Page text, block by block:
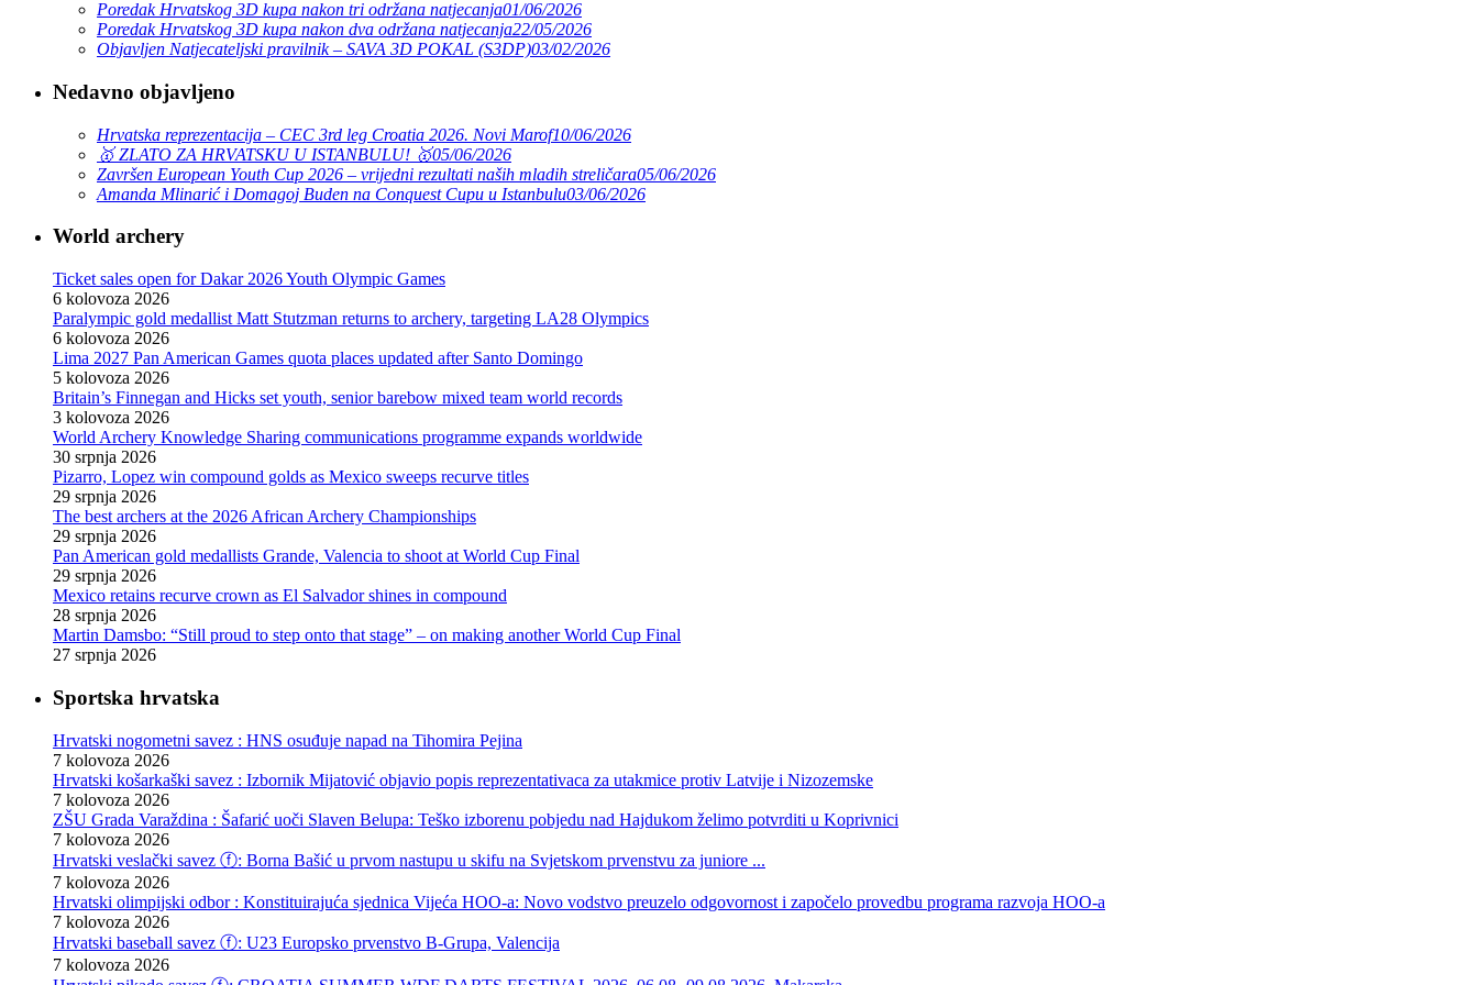
Poredak Hrvatskog 3D kupa nakon tri održana natjecanja01/06/2026
Poredak Hrvatskog 3D kupa nakon dva održana natjecanja22/05/2026
Objavljen Natjecateljski pravilnik – SAVA 3D POKAL (S3DP)03/02/2026
Nedavno objavljeno
Hrvatska reprezentacija – CEC 3rd leg Croatia 2026. Novi Marof10/06/2026
🥇 ZLATO ZA HRVATSKU U ISTANBULU! 🥇05/06/2026
Završen European Youth Cup 2026 – vrijedni rezultati naših mladih streličara05/06/2026
Amanda Mlinarić i Domagoj Buden na Conquest Cupu u Istanbulu03/06/2026
World archery
Ticket sales open for Dakar 2026 Youth Olympic Games
6 kolovoza 2026
Paralympic gold medallist Matt Stutzman returns to archery, targeting LA28 Olympics
6 kolovoza 2026
Lima 2027 Pan American Games quota places updated after Santo Domingo
5 kolovoza 2026
Britain’s Finnegan and Hicks set youth, senior barebow mixed team world records
3 kolovoza 2026
World Archery Knowledge Sharing communications programme expands worldwide
30 srpnja 2026
Pizarro, Lopez win compound golds as Mexico sweeps recurve titles
29 srpnja 2026
The best archers at the 2026 African Archery Championships
29 srpnja 2026
Pan American gold medallists Grande, Valencia to shoot at World Cup Final
29 srpnja 2026
Mexico retains recurve crown as El Salvador shines in compound
28 srpnja 2026
Martin Damsbo: “Still proud to step onto that stage” – on making another World Cup Final
27 srpnja 2026
Sportska hrvatska
Hrvatski nogometni savez : HNS osuđuje napad na Tihomira Pejina
7 kolovoza 2026
Hrvatski košarkaški savez : Izbornik Mijatović objavio popis reprezentativaca za utakmice protiv Latvije i Nizozemske
7 kolovoza 2026
ZŠU Grada Varaždina : Šafarić uoči Slaven Belupa: Teško izborenu pobjedu nad Hajdukom želimo potvrditi u Koprivnici
7 kolovoza 2026
Hrvatski veslački savez ⓕ: Borna Bašić u prvom nastupu u skifu na Svjetskom prvenstvu za juniore ...
7 kolovoza 2026
Hrvatski olimpijski odbor : Konstituirajuća sjednica Vijeća HOO-a: Novo vodstvo preuzelo odgovornost i započelo provedbu programa razvoja HOO-a
7 kolovoza 2026
Hrvatski baseball savez ⓕ: U23 Europsko prvenstvo B-Grupa, Valencija
7 kolovoza 2026